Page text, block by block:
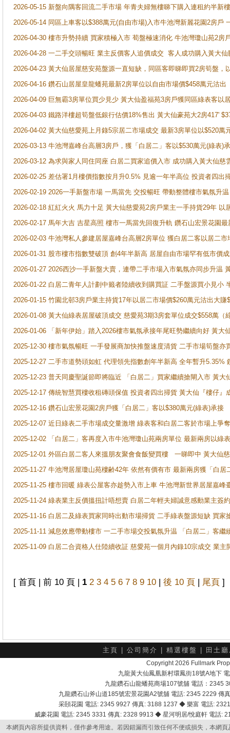
2026-05-15 新盤向隅客回流二手市場 年青夫婦無樓睇下購入連租約半新
2026-05-14 同區上車客以$388萬元(自由市場)入市牛池灣新麗花園2房戶
2026-04-30 樓市升勢持續 買家積極入市 荀盤極速消化 牛池灣瓊山苑2房
2026-04-28 一二手交頭暢旺 業主反價客人追價成交 客人成功購入黃大
2026-04-23 黃大仙居屋慈安苑盤源一直短缺，同區客即睇即買2房筍盤，
2026-04-16 鑽石山居屋皇龍蟠苑最新2房單位以自由市場價$458萬元沽出
2026-04-09 巨無霸3房單位買少見少 黃大仙盈福苑3房戶獲同區綠表客以
2026-04-03 鐵路洋樓超筍盤低銀行估價18%售出 黃大仙豪苑大2房417'
2026-04-02 黃大仙慈愛苑上月錄5宗居二市場成交 最新3房單位以$520萬
2026-03-13 牛池灣嘉峰台高層3房戶，獲「白居二」客以$530萬元(綠表)
2026-03-12 為求與家人同住同座 白居二買家追價入市 成功購入黃大仙
2026-02-25 差估署1月樓價指數按月升0.5% 見逾一年半高位 投資者四
2026-02-19 2026一手新盤市場 一馬當先 交投暢旺 帶動整體樓市氣氛升
2026-02-18 紅紅火火 馬力十足 黃大仙慈愛苑2房戶業主一手持貨29年 以
2026-02-17 馬年大吉 吉星高照 樓市一馬當先回復升軌 鑽石山宏景花園
2026-02-03 牛池灣私人參建居屋嘉峰台高層2房單位 獲白居二客以居二市
2026-01-31 股市樓市指數雙破頂 創4年半新高 居屋自由市場罕有低市價
2026-01-27 2026西沙一手新盤大賣，連帶二手市場入市氣氛亦同步升温
2026-01-22 白居二青年人計劃中籤者陸續收到購買証 二手盤源買小見小
2026-01-15 竹園北邨3房戶業主持貨17年以居二市場價$260萬元沽出大賺
2026-01-08 黃大仙綠表居屋破頂成交 慈愛苑3期3房套單位成交$558萬（
2026-01-06 「新年伊始」踏入2026樓市氣氛承接年尾旺勢繼續向好 黃
2025-12-30 樓市氣氛暢旺 一手發展商加快推盤速度清貨 二手市場筍盤
2025-12-27 二手市道勢頭如虹 代理領先指數創年半新高 全年暫升5.35%
2025-12-23 普天同慶聖誕節即將臨近 「白居二」買家繼續搶閘入市 黃
2025-12-17 傳統智慧買樓收租磚頭保值 投資者四出掃貨 黃大仙『樓仔
2025-12-16 鑽石山宏景花園2房戶獲「白居二」客以$380萬元(綠表)承接
2025-12-07 近日綠表二手市場成交量激增 綠表客和白居二客於市場上
2025-12-02 「白居二」客再度入市牛池灣瓊山苑兩房單位 最新兩房以綠
2025-12-01 外區白居二客人來搵朋友聚會食飯變買樓 一睇即中 黃大仙
2025-11-27 牛池灣居屋瓊山苑樓齢42年 依然有價有市 最新兩房獲「白居
2025-11-25 樓市回暖 綠表公屋客亦趁勢入市上車 牛池灣新世界居屋嘉峰
2025-11-24 綠表業主反價搵扭計唔想賣 白居二年輕夫婦誠意感動業主簽
2025-11-16 白居二及綠表買家同時出動市場掃貨 二手綠表盤源短缺 買
2025-11-11 減息效應帶動樓市 一二手市場交投氣氛升温 「白居二」客
2025-11-09 白居二合資格人仕陸續收証 慈愛苑一個月內錄10宗成交 業
[ 首頁 | 前 10 頁 | 1 2 3 4 5 6 7 8 9 10 | 後 10 頁 | 尾頁 ]
主頁 公司簡介 精選樓盤 田土
Copyright 2026 Fullmark
九龍黃大仙鳳凰新村環鳳街18號A地下
九龍鑽石山龍蟠苑商場107號舖 電話：2345
九龍鑽石山斧山道185號宏景花園A2號舖 電話: 2345 2229
采頣花園 電話: 2345 9927 傳真: 3188 1237 ◆ 樂富 電話:
威豪花園 電話: 2345 3331 傳真: 2328 9913 ◆ 星河明居/悅庭軒 電話
本網頁內容所提供資料，僅作參考用途。若因錯漏而引致任何不便或損失，本網